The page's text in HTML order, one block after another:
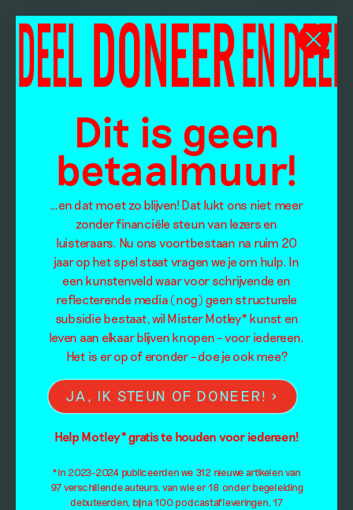
Dit is geen
betaalmuur!
…en dat moet zo blijven! Dat lukt ons niet meer
zonder financiële steun van lezers en
luisteraars. Nu ons voortbestaan na ruim 20
jaar op het spel staat vragen we je om hulp. In
een kunstenveld waar voor schrijvende en
reflecterende media (nog) geen structurele
subsidie bestaat, wil Mister Motley* kunst en
leven aan elkaar blijven knopen – voor iedereen.
Het is er op of eronder – doe je ook mee?
JA, IK STEUN OF DONEER!
Help Motley* gratis te houden voor iedereen!
*In 2023-2024 publiceerden we 312 nieuwe artikelen van
97 verschillende auteurs, van wie er 18 onder begeleiding
debuteerden, bijna 100 podcastafleveringen, 17